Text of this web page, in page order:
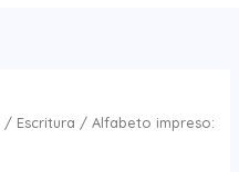
/ Escritura / Alfabeto impreso: